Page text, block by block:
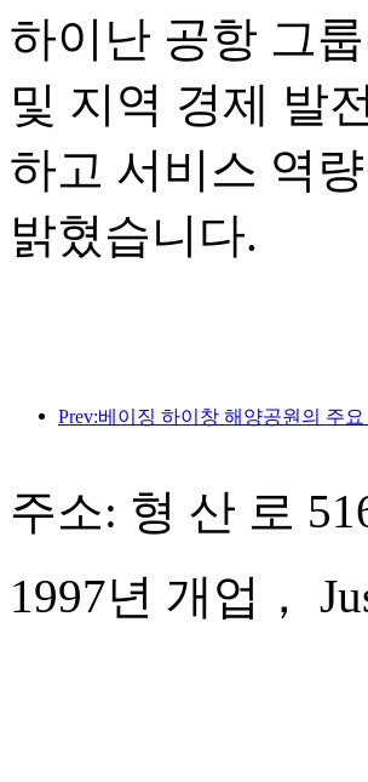
하이난 공항 그
및 지역 경제 발
하고 서비스 역
밝혔습니다.
주소: 형 산 로
1997년 개업，